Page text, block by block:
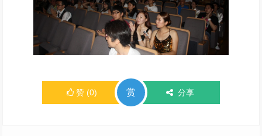
赞 (0) 赏 分享